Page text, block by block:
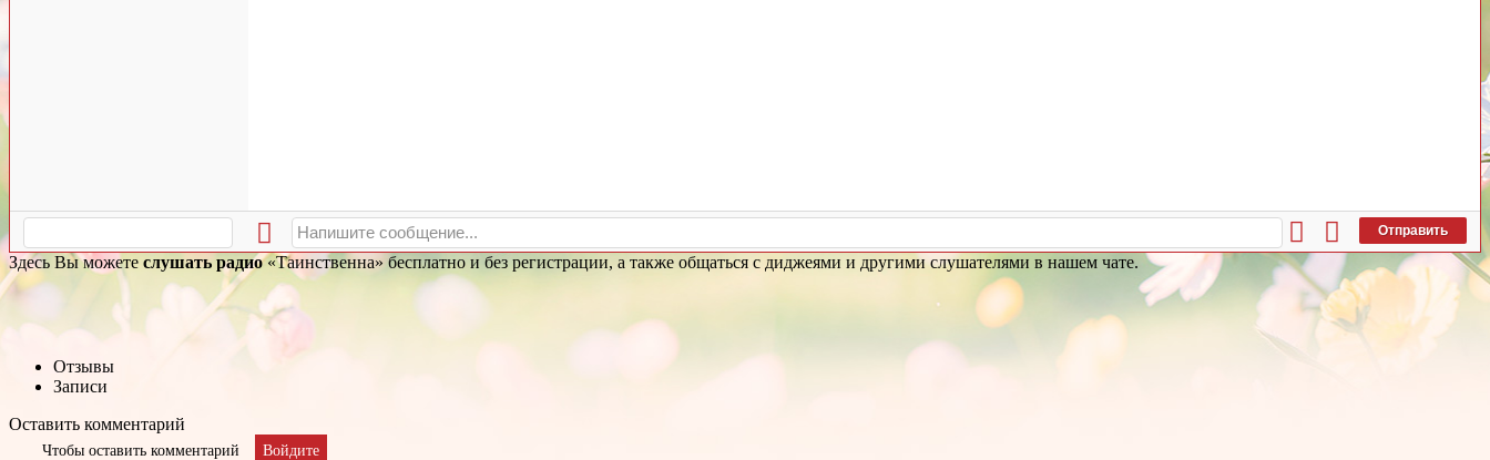
Отправить
Здесь Вы можете слушать радио«Таинственна» бесплатно и без регистрации, а также общаться с диджеями и другими слушателями в нашем чате.
Отзывы
Записи
Оставить комментарий
Чтобы оставить комментарий Войдите